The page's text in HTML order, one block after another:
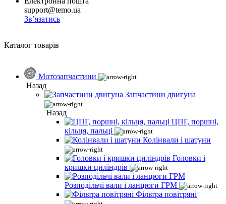
support@temo.ua
Зв’язатись
Каталог товарів
Мотозапчастини
Назад
Запчастини двигуна
Назад
ЦПГ, поршні,
кільця, пальці
Колінвали і шатуни
Головки і
кришки циліндрів
Розподільчі вали і ланцюги ГРМ
Фільтра повітряні